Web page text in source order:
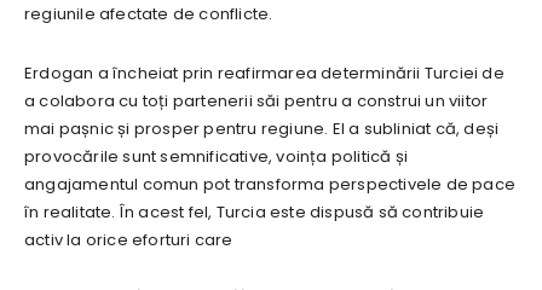
regiunile afectate de conflicte.
Erdogan a încheiat prin reafirmarea determinării Turciei de
a colabora cu toți partenerii săi pentru a construi un viitor
mai pașnic și prosper pentru regiune. El a subliniat că, deși
provocările sunt semnificative, voința politică și
angajamentul comun pot transforma perspectivele de pace
în realitate. În acest fel, Turcia este dispusă să contribuie
activ la orice eforturi care